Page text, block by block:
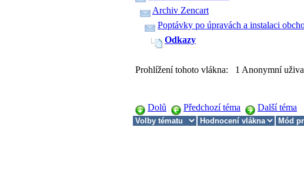
Archiv Zencart
Poptávky po úpravách a instalaci
Odkazy
Prohlížení tohoto vlákna: 1 Anonymní
Dolů Předchozí téma Další téma